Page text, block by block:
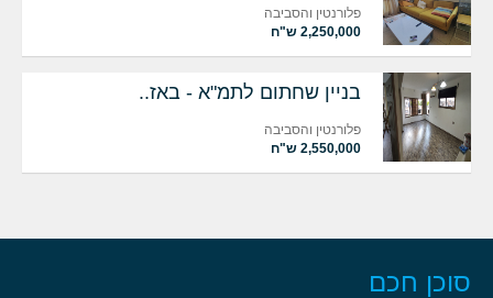
פלורנטין והסביבה
2,250,000 ש"ח
בניין שחתום לתמ"א - באז..
פלורנטין והסביבה
2,550,000 ש"ח
סוכן חכם